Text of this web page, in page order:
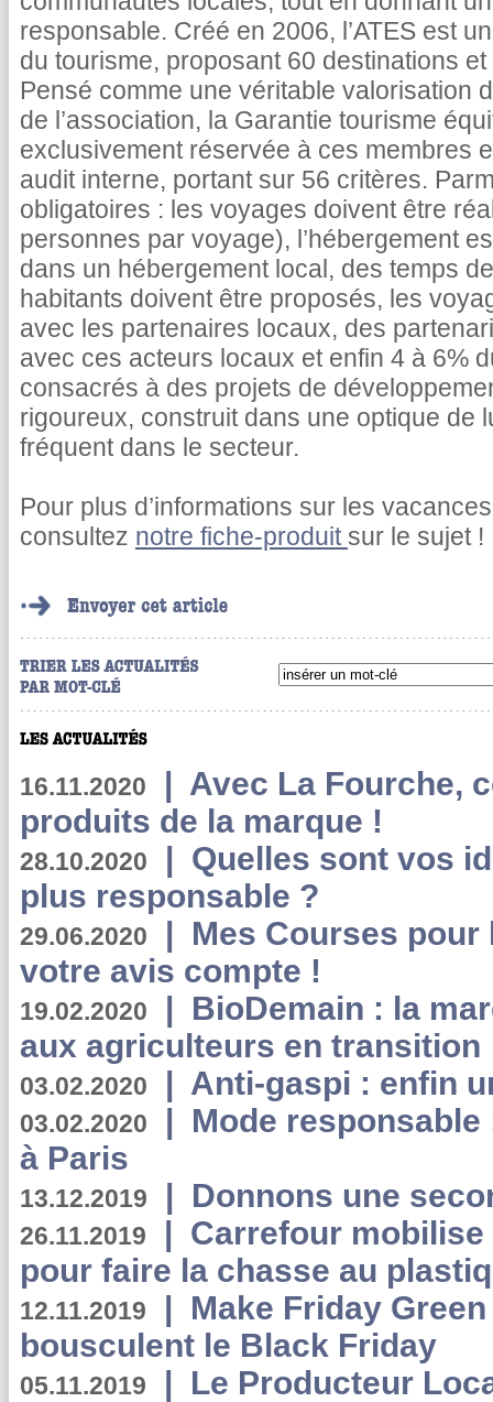
responsable. Créé en 2006, l’ATES est
du tourisme, proposant 60 destinations
Pensé comme une véritable valorisation
de l’association, la Garantie tourisme
exclusivement réservée à ces membres
audit interne, portant sur 56 critères.
obligatoires : les voyages doivent être
personnes par voyage), l’hébergement
dans un hébergement local, des temps
habitants doivent être proposés, les
avec les partenaires locaux, des
avec ces acteurs locaux et enfin 4 à 6%
consacrés à des projets de
rigoureux, construit dans une optique de
fréquent dans le secteur.
Pour plus d’informations sur les
consultez notre fiche-produit sur le sujet !
16.11.2020 | Avec La Fourche,
produits de la marque !
28.10.2020 | Quelles sont vos
plus responsable ?
29.06.2020 | Mes Courses pour
votre avis compte !
19.02.2020 | BioDemain : la
aux agriculteurs en transition
03.02.2020 | Anti-gaspi : enfin
03.02.2020 | Mode
à Paris
13.12.2019 | Donnons une
26.11.2019 | Carrefour
pour faire la chasse au
12.11.2019 | Make Friday
bousculent le Black Friday
05.11.2019 | Le Producteur